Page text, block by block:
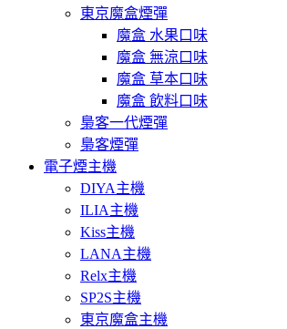
東京魔盒煙彈
魔盒 水果口味
魔盒 無涼口味
魔盒 草本口味
魔盒 飲料口味
梟客一代煙彈
梟客煙彈
電子煙主機
DIYA主機
ILIA主機
Kiss主機
LANA主機
Relx主機
SP2S主機
東京魔盒主機